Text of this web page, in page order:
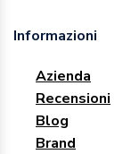
Informazioni
Azienda
Recensioni
Blog
Brand